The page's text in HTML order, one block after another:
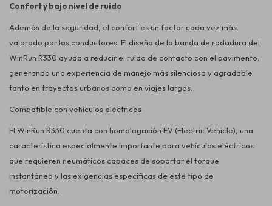
Confort y bajo nivel de ruido
Además de la seguridad, el confort es un factor cada vez más
valorado por los conductores. El diseño de la banda de rodadura del
WinRun R330 ayuda a reducir el ruido de contacto con el pavimento,
generando una experiencia de manejo más silenciosa y agradable
tanto en trayectos urbanos como en viajes largos.
Compatible con vehículos eléctricos
El WinRun R330 cuenta con homologación EV (Electric Vehicle), una
característica especialmente importante para vehículos eléctricos
que requieren neumáticos capaces de soportar el torque
instantáneo y las exigencias específicas de este tipo de
motorización.